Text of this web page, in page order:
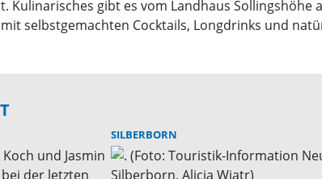
gibt es vom Landhaus Sollingshöhe
selbstgemachten Cocktails, Longdrinks und
SILBERBORN